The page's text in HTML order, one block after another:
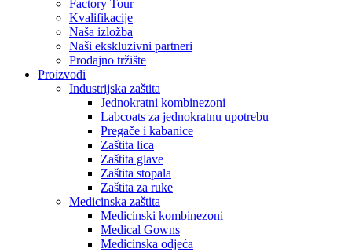
Factory Tour
Kvalifikacije
Naša izložba
Naši ekskluzivni partneri
Prodajno tržište
Proizvodi
Industrijska zaštita
Jednokratni kombinezoni
Labcoats za jednokratnu upotrebu
Pregače i kabanice
Zaštita lica
Zaštita glave
Zaštita stopala
Zaštita za ruke
Medicinska zaštita
Medicinski kombinezoni
Medical Gowns
Medicinska odjeća